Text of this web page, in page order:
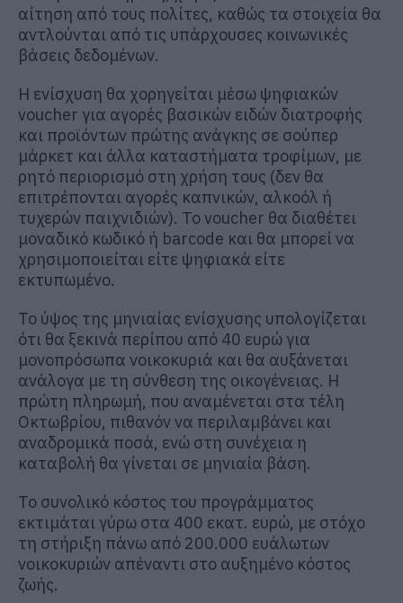
αίτηση από τους πολίτες, καθώς τα στοιχεία θα
αντλούνται από τις υπάρχουσες κοινωνικές
βάσεις δεδομένων.
Η ενίσχυση θα χορηγείται μέσω ψηφιακών
voucher για αγορές βασικών ειδών διατροφής
και προϊόντων πρώτης ανάγκης σε σούπερ
μάρκετ και άλλα καταστήματα τροφίμων, με
ρητό περιορισμό στη χρήση τους (δεν θα
επιτρέπονται αγορές καπνικών, αλκοόλ ή
τυχερών παιχνιδιών). Το voucher θα διαθέτει
μοναδικό κωδικό ή barcode και θα μπορεί να
χρησιμοποιείται είτε ψηφιακά είτε
εκτυπωμένο.
Το ύψος της μηνιαίας ενίσχυσης υπολογίζεται
ότι θα ξεκινά περίπου από 40 ευρώ για
μονοπρόσωπα νοικοκυριά και θα αυξάνεται
ανάλογα με τη σύνθεση της οικογένειας. Η
πρώτη πληρωμή, που αναμένεται στα τέλη
Οκτωβρίου, πιθανόν να περιλαμβάνει και
αναδρομικά ποσά, ενώ στη συνέχεια η
καταβολή θα γίνεται σε μηνιαία βάση.
Το συνολικό κόστος του προγράμματος
εκτιμάται γύρω στα 400 εκατ. ευρώ, με στόχο
τη στήριξη πάνω από 200.000 ευάλωτων
νοικοκυριών απέναντι στο αυξημένο κόστος
ζωής.